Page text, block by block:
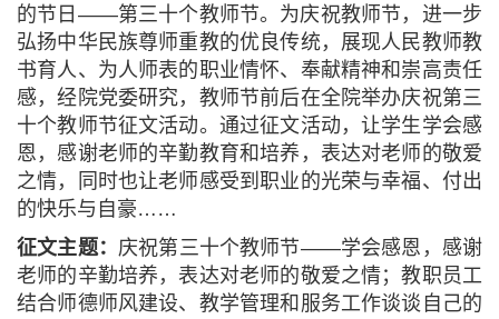
的节日——第三十个教师节。为庆祝教师节，进一步
弘扬中华民族尊师重教的优良传统，展现人民教师教
书育人、为人师表的职业情怀、奉献精神和崇高责任
感，经院党委研究，教师节前后在全院举办庆祝第三
十个教师节征文活动。通过征文活动，让学生学会感
恩，感谢老师的辛勤教育和培养，表达对老师的敬爱
之情，同时也让老师感受到职业的光荣与幸福、付出
的快乐与自豪……
征文主题： 庆祝第三十个教师节——学会感恩，感谢
老师的辛勤培养，表达对老师的敬爱之情；教职员工
结合师德师风建设、教学管理和服务工作谈谈自己的